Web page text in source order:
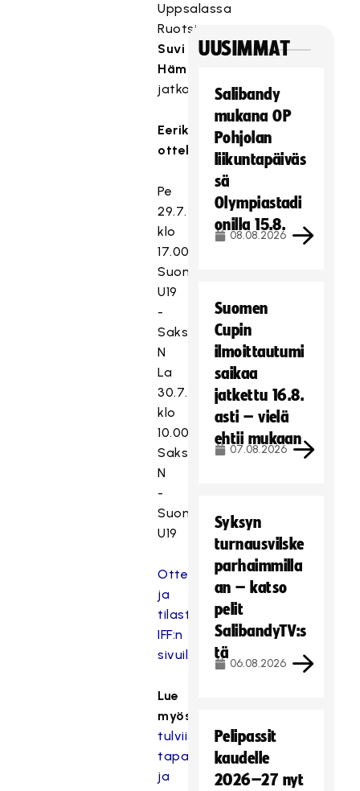
Uppsalassa
Ruotsin
Suvi
Hämäläisen
jatkoaikamaalilla.
Eerikkilän
ottelut:
Pe
29.7.
klo
17.00
Suomi
U19
-
Saksa
N
La
30.7.
klo
10.00
Saksa
N
-
Suomi
U19
Otteluseuranta
ja
tilastot
IFF:n
sivuilla
Lue
myös:
tulvii
tapahtumia
ja
UUSIMMAT
Salibandy
mukana OP
Pohjolan
liikuntapäiväs
sä
Olympiastadi
onilla 15.8.
08.08.2026
Suomen
Cupin
ilmoittautumi
saikaa
jatkettu 16.8.
asti – vielä
ehtii mukaan
07.08.2026
Syksyn
turnausvilske
parhaimmilla
an – katso
pelit
SalibandyTV:s
tä
06.08.2026
Pelipassit
kaudelle
2026–27 nyt